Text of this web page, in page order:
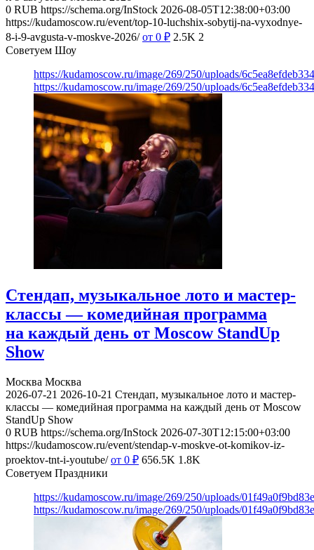
0 RUB https://schema.org/InStock 2026-08-05T12:38:00+03:00
https://kudamoscow.ru/event/top-10-luchshix-sobytij-na-vyxodnye-
8-i-9-avgusta-v-moskve-2026/ от 0 ₽ 2.5K 2
Советуем Шоу
https://kudamoscow.ru/image/269/250/uploads/
https://kudamoscow.ru/image/269/250/uploads/
Стендап, музыкальное лото и мастер-
классы — комедийная программа
на каждый день от Moscow StandUp
Show
Москва Москва
2026-07-21 2026-10-21 Стендап, музыкальное лото и мастер-
классы — комедийная программа на каждый день от Moscow
StandUp Show
0 RUB https://schema.org/InStock 2026-07-30T12:15:00+03:00
https://kudamoscow.ru/event/stendap-v-moskve-ot-komikov-iz-
proektov-tnt-i-youtube/ от 0 ₽ 656.5K 1.8K
Советуем Праздники
https://kudamoscow.ru/image/269/250/uploads/
https://kudamoscow.ru/image/269/250/uploads/